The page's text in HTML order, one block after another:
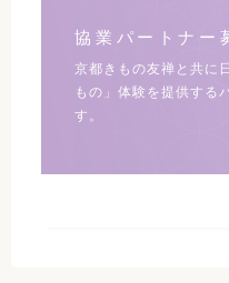
協業パートナー
京都きもの友禅と共に
もの」体験を提供する
す。